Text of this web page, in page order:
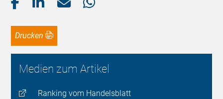
Drucken
Medien zum Artikel
Ranking vom Handelsblatt